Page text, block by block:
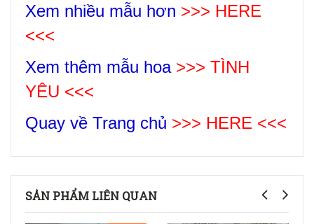
Xem nhiều mẫu hơn >>> HERE
<<<
Xem thêm mẫu hoa >>> TÌNH
YÊU <<<
Quay về Trang chủ >>> HERE <<<
SẢN PHẨM LIÊN QUAN